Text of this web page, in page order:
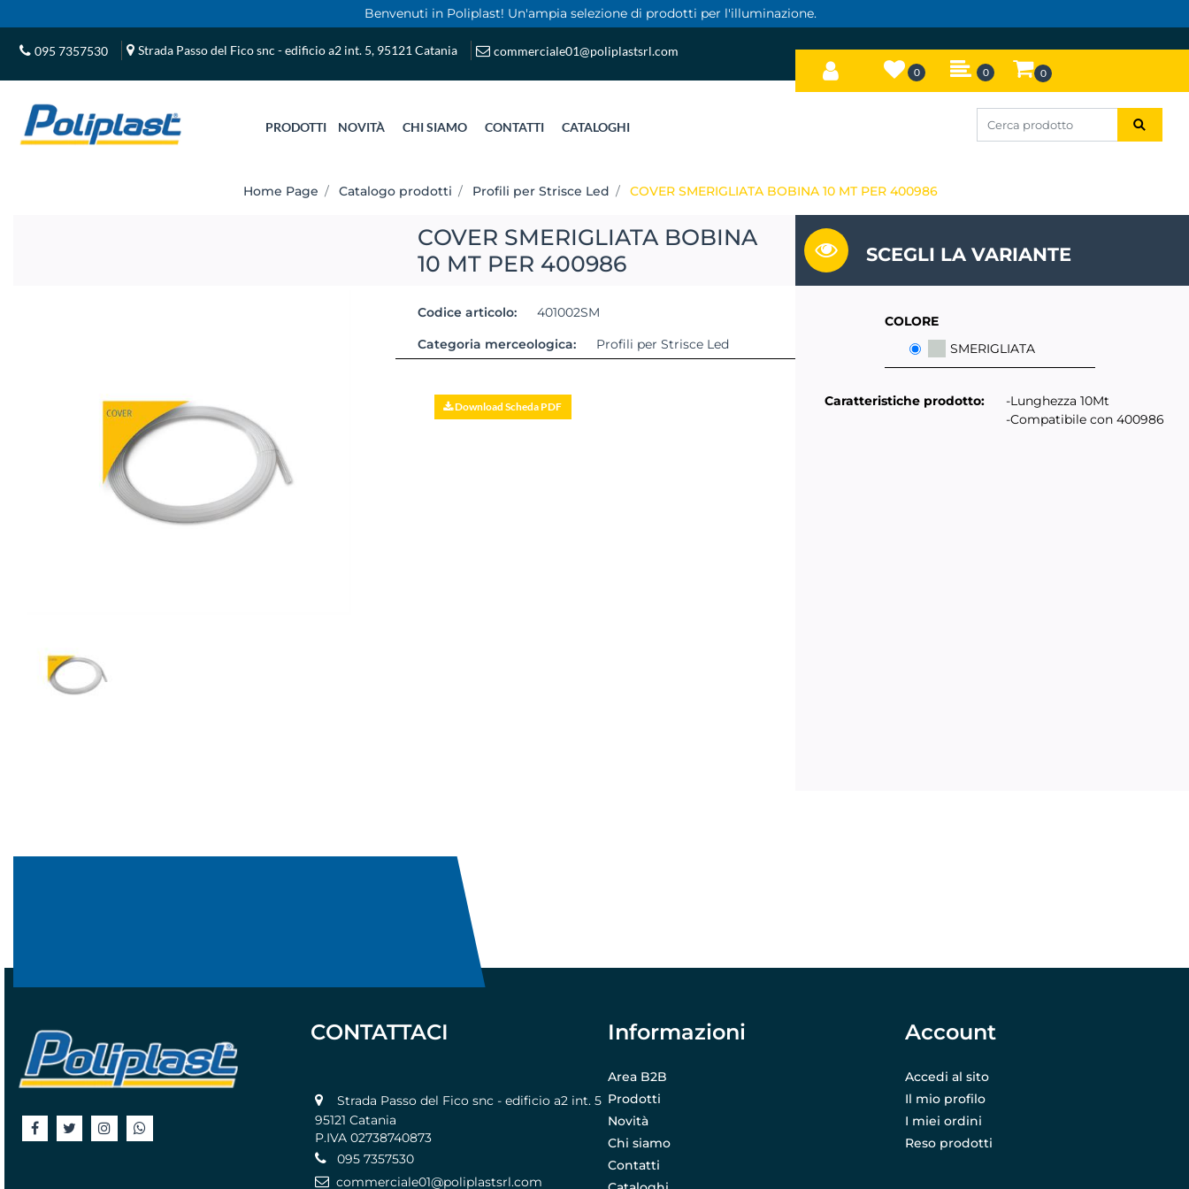
Benvenuti in Poliplast! Un'ampia selezione di prodotti per l'illuminazione.
095 7357530 Strada Passo del Fico snc - edificio a2 int. 5, 95121 Catania commerciale01@poliplastsrl.com
0 0 0
PRODOTTI NOVITÀ CHI SIAMO CONTATTI CATALOGHI
Home Page Catalogo prodotti Profili per Strisce Led COVER SMERIGLIATA BOBINA 10 MT PER 400986
COVER SMERIGLIATA BOBINA
10 MT PER 400986
Codice articolo:
401002SM
Categoria merceologica:
Profili per Strisce Led
Download Scheda PDF
SCEGLI LA VARIANTE
COLORE
SMERIGLIATA
Caratteristiche prodotto:
-Lunghezza 10Mt
-Compatibile con 400986
CONTATTACI
Strada Passo del Fico snc - edificio a2 int. 5
95121 Catania
P.IVA 02738740873
095 7357530
commerciale01@poliplastsrl.com
Informazioni
Area B2B
Prodotti
Novità
Chi siamo
Contatti
Account
Accedi al sito
Il mio profilo
I miei ordini
Reso prodotti